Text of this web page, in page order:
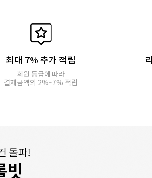
최대 7% 추가 적립
회원 등급에 따라
결제금액의 2%~7% 적립